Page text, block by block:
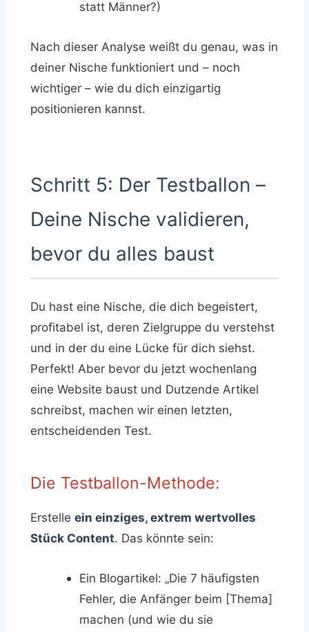
statt Männer?)
Nach dieser Analyse weißt du genau, was in
deiner Nische funktioniert und – noch
wichtiger – wie du dich einzigartig
positionieren kannst.
Schritt 5: Der Testballon –
Deine Nische validieren,
bevor du alles baust
Du hast eine Nische, die dich begeistert,
profitabel ist, deren Zielgruppe du verstehst
und in der du eine Lücke für dich siehst.
Perfekt! Aber bevor du jetzt wochenlang
eine Website baust und Dutzende Artikel
schreibst, machen wir einen letzten,
entscheidenden Test.
Die Testballon-Methode:
Erstelle ein einziges, extrem wertvolles
Stück Content. Das könnte sein:
Ein Blogartikel: „Die 7 häufigsten
Fehler, die Anfänger beim [Thema]
machen (und wie du sie